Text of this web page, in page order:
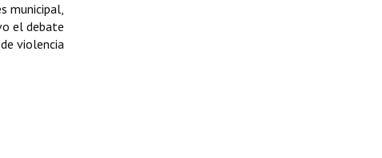
municipal,
el debate
violencia